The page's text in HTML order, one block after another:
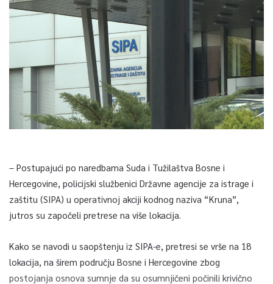
– Postupajući po naredbama Suda i Tužilaštva Bosne i
Hercegovine, policijski službenici Državne agencije za istrage i
zaštitu (SIPA) u operativnoj akciji kodnog naziva “Kruna”,
jutros su započeli pretrese na više lokacija.
Kako se navodi u saopštenju iz SIPA-e, pretresi se vrše na 18
lokacija, na širem području Bosne i Hercegovine zbog
postojanja osnova sumnje da su osumnjičeni počinili krivično